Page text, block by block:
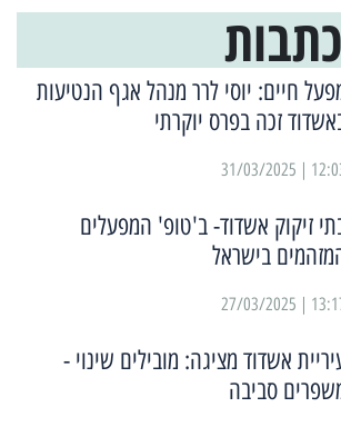
חיים: יוסי לרר מנהל אגף הנטיעות
זכה בפרס יוקרתי
12:03 | 31/03/
זיקוק אשדוד- ב'טופ' המפעלים
בישראל
13:17 | 27/03/
אשדוד מציגה: מובילים שינוי -
סביבה